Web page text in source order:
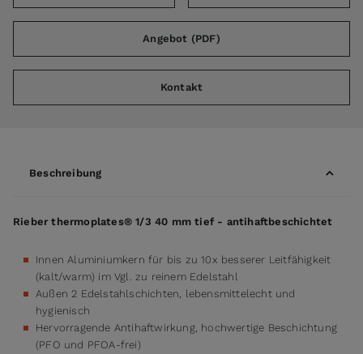
Angebot (PDF)
Kontakt
Beschreibung
Rieber thermoplates® 1/3 40 mm tief - antihaftbeschichtet
Innen Aluminiumkern für bis zu 10x besserer Leitfähigkeit
(kalt/warm) im Vgl. zu reinem Edelstahl
Außen 2 Edelstahlschichten, lebensmittelecht und
hygienisch
Hervorragende Antihaftwirkung, hochwertige Beschichtung
(PFO und PFOA-frei)